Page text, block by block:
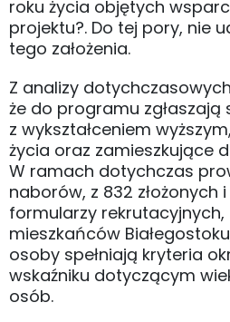
roku życia objętych
projektu?. Do tej pory, nie
tego założenia.
Z analizy
że do programu zgłaszają
z wykształceniem
życia oraz zamieszkujące
W ramach dotychczas
naborów, z 832 złożonych
formularzy
mieszkańców
osoby spełniają kryteria
wskaźniku dotyczącym
osób.